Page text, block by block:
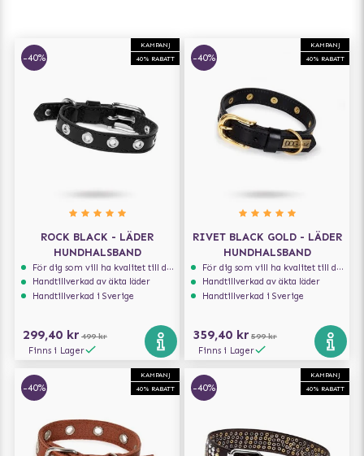
KAMPANJ
40% RABATT
-40%
ROCK BLACK - LÄDER
HUNDHALSBAND
För dig som vill ha kvalitet till din hund!
Handtillverkad av äkta läder
Handtillverkad i Sverige
299,40 kr 499 kr
Finns i Lager
KAMPANJ
40% RABATT
-40%
RIVET BLACK GOLD - LÄDER
HUNDHALSBAND
För dig som vill ha kvalitet till din hund!
Handtillverkad av äkta läder
Handtillverkad i Sverige
359,40 kr 599 kr
Finns i Lager
KAMPANJ
40% RABATT
-40%
KAMPANJ
40% RABATT
-40%